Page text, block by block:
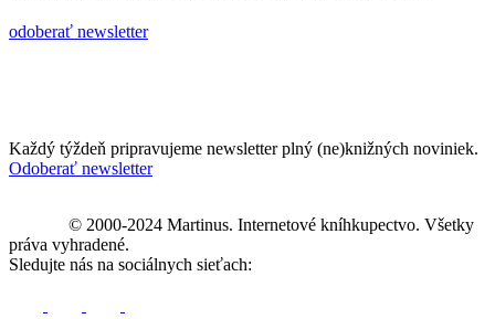
odoberať newsletter
Každý týždeň pripravujeme newsletter plný (ne)knižných noviniek.
Odoberať newsletter
© 2000-2024 Martinus. Internetové kníhkupectvo. Všetky
práva vyhradené.
Sledujte nás na sociálnych sieťach: